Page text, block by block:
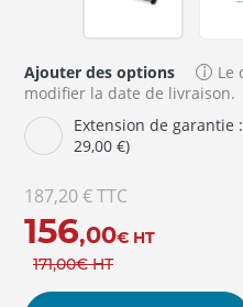
Ajouter des options
Le
modifier la date de livraison.
Extension de garantie
29,00 €)
187,20 €TTC
156,00€ HT
171,00€ HT